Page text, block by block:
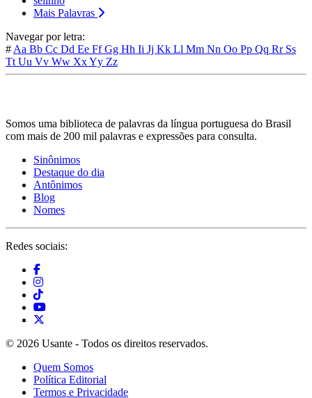
Mais Palavras
Navegar por letra:
# Aa Bb Cc Dd Ee FfGg Hh Ii Jj Kk Ll Mm Nn Oo Pp Qq Rr Ss
Tt Uu Vv Ww XxYy Zz
Somos uma biblioteca de palavras da língua portuguesa do Brasil
com mais de 200 mil palavras e expressões para consulta.
Sinônimos
Destaque do dia
Antônimos
Blog
Nomes
Redes sociais:
© 2026 Usante - Todos os direitos reservados.
Quem Somos
Política Editorial
Termos e Privacidade